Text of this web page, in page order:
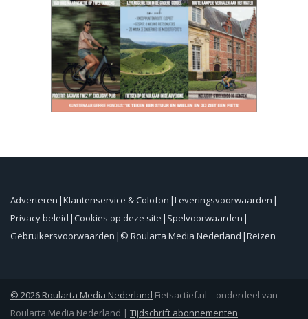
Adverteren Klantenservice & Colofon Leveringsvoorwaarden
Privacy beleid Cookies op deze site Spelvoorwaarden
Gebruikersvoorwaarden © Roularta Media Nederland Reizen
© 2026 Roularta Media Nederland Fietsactief.nl – onderdeel van
Roularta Media Nederland | Tijdschrift abonnementen